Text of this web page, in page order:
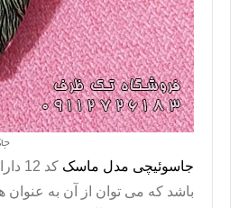
جاسوئیچی مدل ماسک
کد
باشد که می توان از آن به عنوان